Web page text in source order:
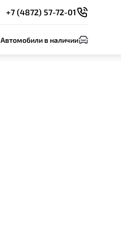
+7 (4872) 57-72-01
Автомобили в наличии